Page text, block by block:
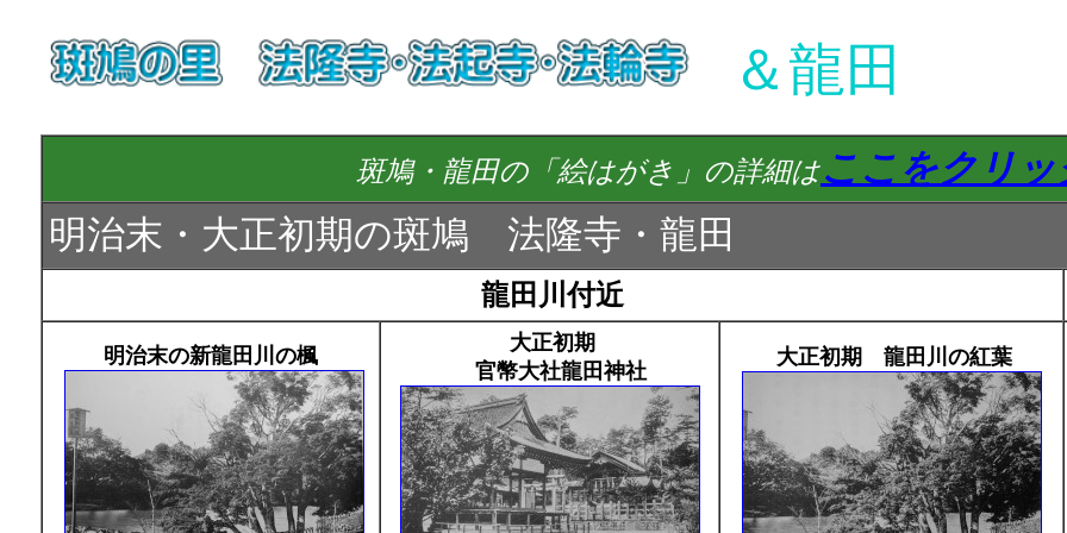
＆龍田
斑鳩・龍田の「絵はがき」の詳細はここをクリッ
明治末・大正初期の斑鳩 法隆寺・龍田
龍田川付近
明治末の新龍田川の楓
大正初期
官幣大社龍田神社
大正初期 龍田川の紅葉